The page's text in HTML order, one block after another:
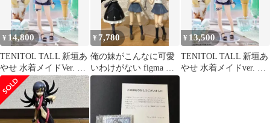
¥ 14,800
TENITOL TALL 新垣あ
やせ 水着メイドVer. フ
ィギュア
¥ 7,780
俺の妹がこんなに可愛
いわけがない figma 俺
妹 高坂桐乃 黒猫 新垣
¥ 13,500
TENITOL TALL 新垣あ
やせ 水着メイドver. 新